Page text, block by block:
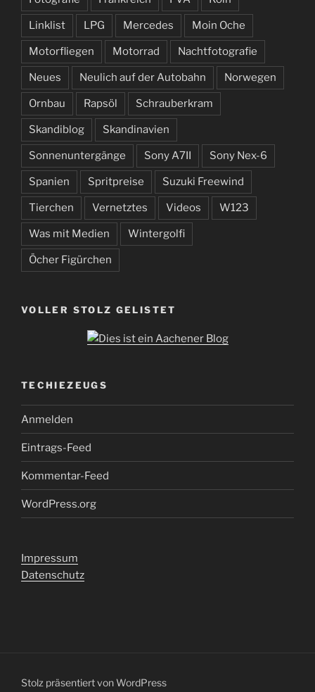
Linklist LPG Mercedes Moin Oche
Motorfliegen Motorrad Nachtfotografie
Neues Neulich auf der Autobahn Norwegen
Ornbau Rapsöl Schrauberkram
Skandiblog Skandinavien
Sonnenuntergänge Sony A7II Sony Nex-6
Spanien Spritpreise Suzuki Freewind
Tierchen Vernetztes Videos W123
Was mit Medien Wintergolfi
Öcher Figürchen
VOLLER STOLZ GELISTET
TECHIEZEUGS
Anmelden
Eintrags-Feed
Kommentar-Feed
WordPress.org
Impressum
Datenschutz
Stolz präsentiert von WordPress